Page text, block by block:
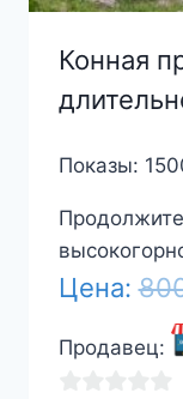
Конная
Показы:
Цена:
Продавец: